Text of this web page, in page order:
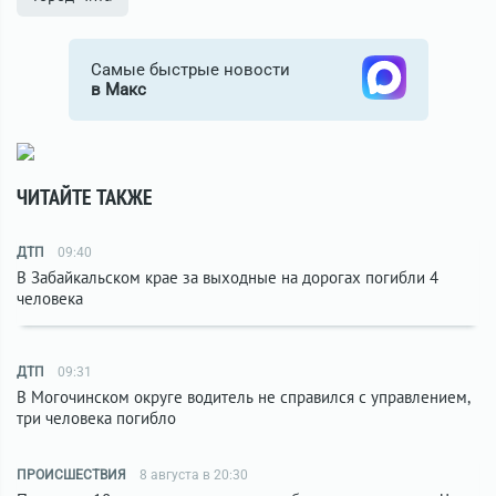
Самые быстрые новости
в Макс
ЧИТАЙТЕ ТАКЖЕ
ДТП 09:40
В Забайкальском крае за выходные на дорогах погибли 4
человека
ДТП 09:31
В Могочинском округе водитель не справился с управлением,
три человека погибло
ПРОИСШЕСТВИЯ 8 августа в 20:30